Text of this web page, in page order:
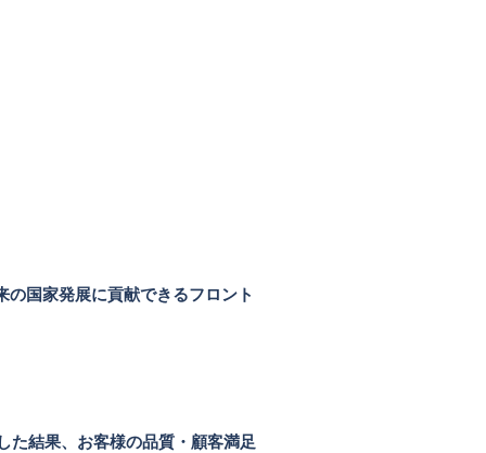
国家発展に貢献できるフロント
た結果、お客様の品質・顧客満足